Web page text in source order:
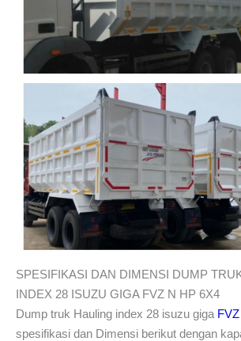
SPESIFIKASI DAN DIMENSI DUMP
INDEX 28 ISUZU GIGA FVZ N HP 6X4
Dump truk Hauling index 28 isuzu giga
spesifikasi dan Dimensi berikut dengan